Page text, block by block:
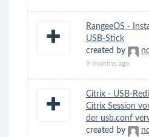
RangeeOS -
USB-Stick
created by
9 months ago
Citrix - USB-
Citrix Session
der usb.conf
created by